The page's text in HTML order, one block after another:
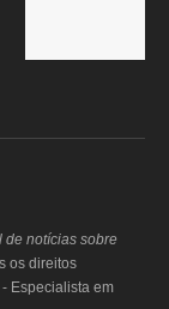
de notícias sobre
os direitos
- Especialista em